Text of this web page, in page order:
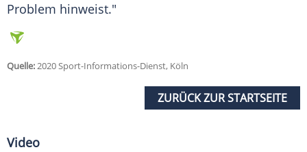
Problem hinweist."
Quelle:2020 Sport-Informations-Dienst, Köln
ZURÜCK ZUR STARTSEITE
Video